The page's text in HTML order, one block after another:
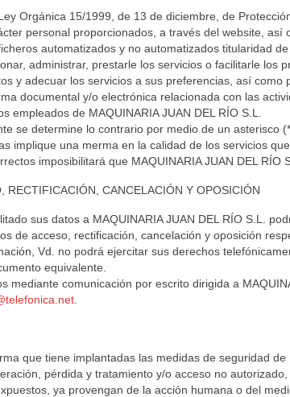
Orgánica 15/1999, de 13 de diciembre, de
personal proporcionados, a través del website,
automatizados y no automatizados titularidad
administrar, prestarle los servicios o facilitarle
y adecuar los servicios a sus preferencias, así
documental y/o electrónica relacionada con las
empleados de MAQUINARIA JUAN DEL RÍO S.L.
se determine lo contrario por medio de un
implique una merma en la calidad de los servicios
imposibilitará que MAQUINARIA JUAN DEL
RECTIFICACIÓN, CANCELACIÓN Y OPOSICIÓN
sus datos a MAQUINARIA JUAN DEL RÍO S.L.
de acceso, rectificación, cancelación y oposición
Vd. no podrá ejercitar sus derechos
equivalente.
mediante comunicación por escrito dirigida a
que tiene implantadas las medidas de seguridad
pérdida y tratamiento y/o acceso no
ya provengan de la acción humana o del